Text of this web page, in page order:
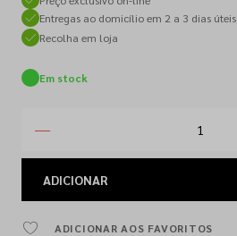
Entregas ao domicílio em 2 a 3 dias úteis
Recolha em loja
Em stock
ADICIONAR
ADICIONAR AOS FAVORITOS